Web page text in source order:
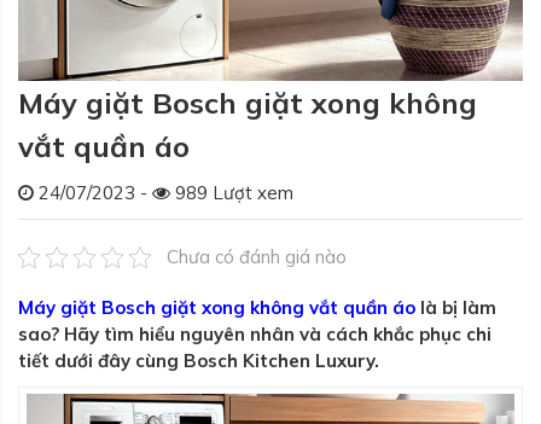
Máy giặt Bosch giặt xong không
vắt quần áo
24/07/2023 - 989 Lượt xem
Chưa có đánh giá nào
Máy giặt Bosch giặt xong không vắt quần áo là bị làm
sao? Hãy tìm hiểu nguyên nhân và cách khắc phục chi
tiết dưới đây cùng Bosch Kitchen Luxury.